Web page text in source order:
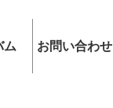
ム お問い合わせ